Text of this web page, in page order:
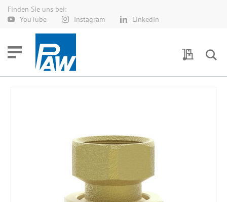
Finden Sie uns bei:
YouTube
Instagram LinkedIn
Direkt
Meine